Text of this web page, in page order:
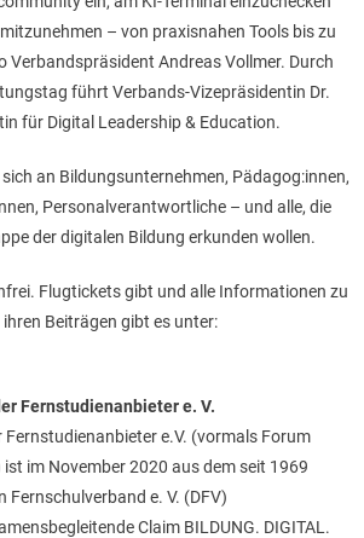
– von praxisnahen Tools bis zu
Verbandspräsident Andreas Vollmer. Durch
führt Verbands-Vizepräsidentin Dr.
für Digital Leadership & Education.
an Bildungsunternehmen, Pädagog:innen,
Personalverantwortliche – und alle, die
der digitalen Bildung erkunden wollen.
Flugtickets gibt und alle Informationen zu
Beiträgen gibt es unter:
Fernstudienanbieter e. V.
Fernstudienanbieter e.V. (vormals Forum
ist im November 2020 aus dem seit 1969
Fernschulverband e. V. (DFV)
Claim BILDUNG. DIGITAL.